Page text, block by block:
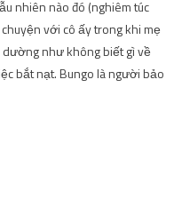
nhiên nào đó (nghiêm túc
với cô ấy trong khi mẹ
dường như không biết gì về
bắt nạt. Bungo là người bảo